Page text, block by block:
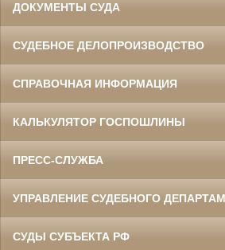
ДОКУМЕНТЫ СУДА
СУДЕБНОЕ ДЕЛОПРОИЗВОДСТВО
СПРАВОЧНАЯ ИНФОРМАЦИЯ
КАЛЬКУЛЯТОР ГОСПОШЛИНЫ
ПРЕСС-СЛУЖБА
УПРАВЛЕНИЕ СУДЕБНОГО
СУДЫ СУБЪЕКТА РФ